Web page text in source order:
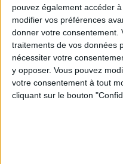
pouvez également accéder
modifier vos préférences
donner votre consentement.
traitements de vos données
nécessiter votre
y opposer. Vous pouvez
votre consentement à tout
cliquant sur le bouton
Peut-on remplacer
Consultation